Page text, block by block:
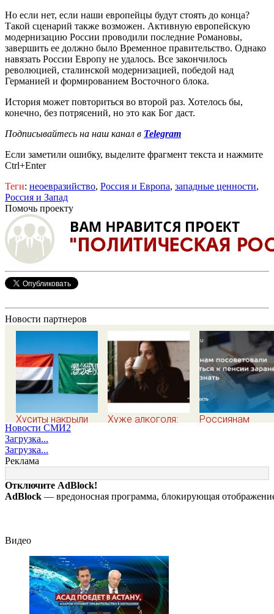
Но если нет, если наши европейцы будут стоять до конца?
Такой сценарий также возможен. Активную европейскую
модернизацию России проводили последние Романовы,
завершить ее должно было Временное правительство. Однако
навязать России Европу не удалось. Все закончилось
революцией, сталинской модернизацией, победой над
Германией и формированием Восточного блока.
История может повториться во второй раз. Хотелось бы,
конечно, без потрясений, но это как Бог даст.
Подписывайтесь на наш канал в Telegram
Если заметили ошибку, выделите фрагмент текста и нажмите
Ctrl+Enter
Теги: неоевразийство, Россия и Европа, западные ценности,
Россия и Запад
Помочь проекту
Новости партнеров
Хуситы накрыли
ракетами порт Аль-
Моха: десятки
жертв
Хуже алкоголя:
- многие пьют его
каждый день
Россиянам
важно знать
Новости СМИ2
Загрузка...
Загрузка...
Реклама
Отключите AdBlock!
AdBlock — вредоносная программа, блокирующая
Видео